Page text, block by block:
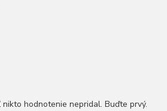
hodnotenie nepridal. Buďte prvý.